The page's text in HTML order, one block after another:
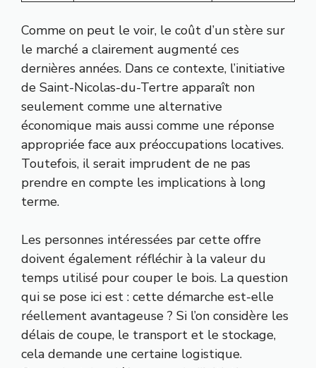
Comme on peut le voir, le coût d’un stère sur
le marché a clairement augmenté ces
dernières années. Dans ce contexte, l’initiative
de Saint-Nicolas-du-Tertre apparaît non
seulement comme une alternative
économique mais aussi comme une réponse
appropriée face aux préoccupations locatives.
Toutefois, il serait imprudent de ne pas
prendre en compte les implications à long
terme.
Les personnes intéressées par cette offre
doivent également réfléchir à la valeur du
temps utilisé pour couper le bois. La question
qui se pose ici est : cette démarche est-elle
réellement avantageuse ? Si l’on considère les
délais de coupe, le transport et le stockage,
cela demande une certaine logistique.